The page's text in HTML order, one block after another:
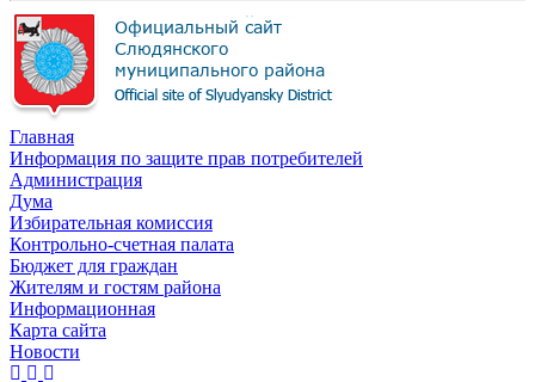
Главная
Информация по защите прав потребителей
Администрация
Дума
Избирательная комиссия
Контрольно-счетная палата
Бюджет для граждан
Жителям и гостям района
Информационная
Карта сайта
Новости